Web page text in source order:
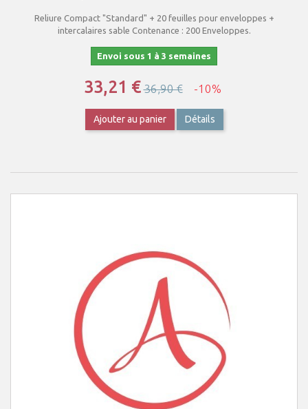
Reliure Compact "Standard" + 20 feuilles pour enveloppes +
intercalaires sable Contenance : 200 Enveloppes.
Envoi sous 1 à 3 semaines
33,21 €36,90 € -10%
Ajouter au panier Détails